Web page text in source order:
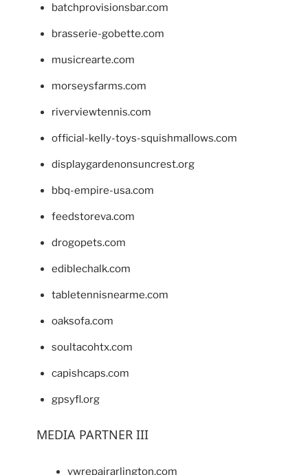
batchprovisionsbar.com
brasserie-gobette.com
musicrearte.com
morseysfarms.com
riverviewtennis.com
official-kelly-toys-squishmallows.com
displaygardenonsuncrest.org
bbq-empire-usa.com
feedstoreva.com
drogopets.com
ediblechalk.com
tabletennisnearme.com
oaksofa.com
soultacohtx.com
capishcaps.com
gpsyfl.org
MEDIA PARTNER III
vwrepairarlington.com